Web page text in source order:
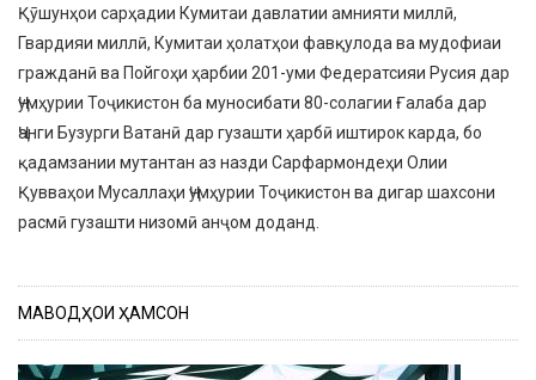
Қӯшунҳои сарҳадии Кумитаи давлатии амнияти миллӣ,
Гвардияи миллӣ, Кумитаи ҳолатҳои фавқулода ва мудофиаи
гражданӣ ва Пойгоҳи ҳарбии 201-уми Федератсияи Русия дар
Ҷумҳурии Тоҷикистон ба муносибати 80-солагии Ғалаба дар
Ҷанги Бузурги Ватанӣ дар гузашти ҳарбӣ иштирок карда, бо
қадамзании мутантан аз назди Сарфармондеҳи Олии
Қувваҳои Мусаллаҳи Ҷумҳурии Тоҷикистон ва дигар шахсони
расмӣ гузашти низомӣ анҷом доданд.
МАВОДҲОИ ҲАМСОН